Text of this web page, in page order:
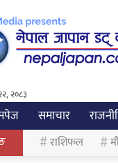
२०८३
समाचार
राशिफल